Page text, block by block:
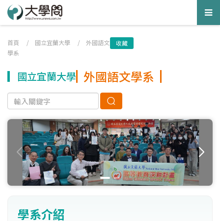
首頁 / 國立宜蘭大學 / 外國語文
學系
收藏
國立宜蘭大學 外國語文學系
學系介紹